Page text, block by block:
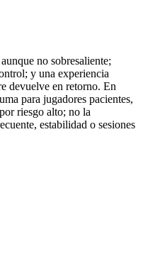
no sobresaliente;
y una experiencia
devuelve en retorno. En
para jugadores pacientes,
riesgo alto; no la
estabilidad o sesiones